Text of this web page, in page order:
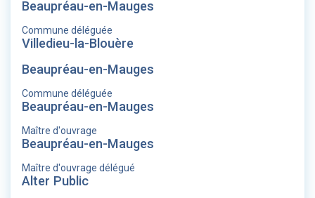
Beaupréau-en-Mauges
Commune déléguée
Villedieu-la-Blouère
Beaupréau-en-Mauges
Commune déléguée
Beaupréau-en-Mauges
Maître d'ouvrage
Beaupréau-en-Mauges
Maître d'ouvrage délégué
Alter Public